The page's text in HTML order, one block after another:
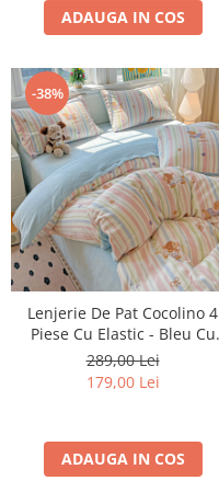
ADAUGA IN COS
-38%
Lenjerie De Pat Cocolino 4
Piese Cu Elastic - Bleu Cu
Catei Si Dungi
289,00 Lei
179,00 Lei
ADAUGA IN COS